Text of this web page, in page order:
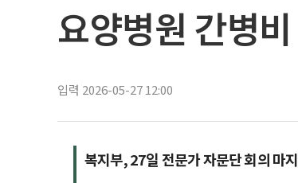
요양병원 간병
입력 2026-05-27 12:00
복지부, 27일 전문가 자문단 회의 마